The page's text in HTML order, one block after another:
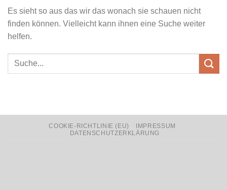
Es sieht so aus das wir das wonach sie schauen nicht
finden können. Vielleicht kann ihnen eine Suche weiter
helfen.
COOKIE-RICHTLINIE (EU)
IMPRESSUM
DATENSCHUTZERKLÄRUNG